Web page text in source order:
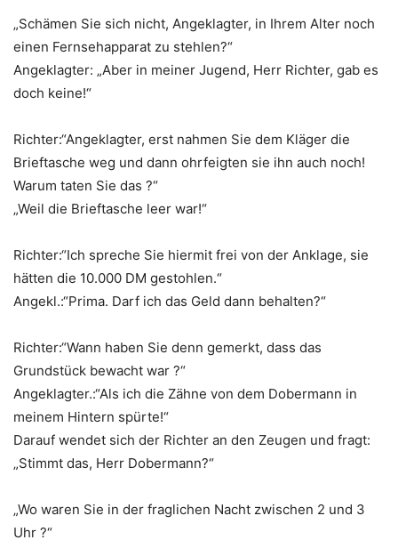
„Schämen Sie sich nicht, Angeklagter, in Ihrem Alter noch
einen Fernsehapparat zu stehlen?“
Angeklagter: „Aber in meiner Jugend, Herr Richter, gab es
doch keine!“
Richter:“Angeklagter, erst nahmen Sie dem Kläger die
Brieftasche weg und dann ohrfeigten sie ihn auch noch!
Warum taten Sie das ?“
„Weil die Brieftasche leer war!“
Richter:“Ich spreche Sie hiermit frei von der Anklage, sie
hätten die 10.000 DM gestohlen.“
Angekl.:“Prima. Darf ich das Geld dann behalten?“
Richter:“Wann haben Sie denn gemerkt, dass das
Grundstück bewacht war ?“
Angeklagter.:“Als ich die Zähne von dem Dobermann in
meinem Hintern spürte!“
Darauf wendet sich der Richter an den Zeugen und fragt:
„Stimmt das, Herr Dobermann?“
„Wo waren Sie in der fraglichen Nacht zwischen 2 und 3
Uhr ?“